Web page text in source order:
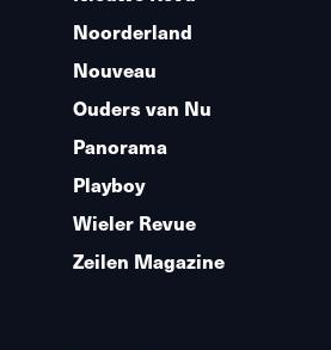
Noorderland
Nouveau
Ouders van Nu
Panorama
Playboy
Wieler Revue
Zeilen Magazine